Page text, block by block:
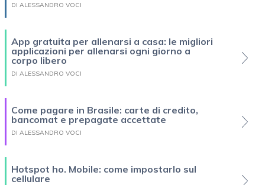
DI ALESSANDRO VOCI
App gratuita per allenarsi a casa: le migliori
applicazioni per allenarsi ogni giorno a
corpo libero
DI ALESSANDRO VOCI
Come pagare in Brasile: carte di credito,
bancomat e prepagate accettate
DI ALESSANDRO VOCI
Hotspot ho. Mobile: come impostarlo sul
cellulare